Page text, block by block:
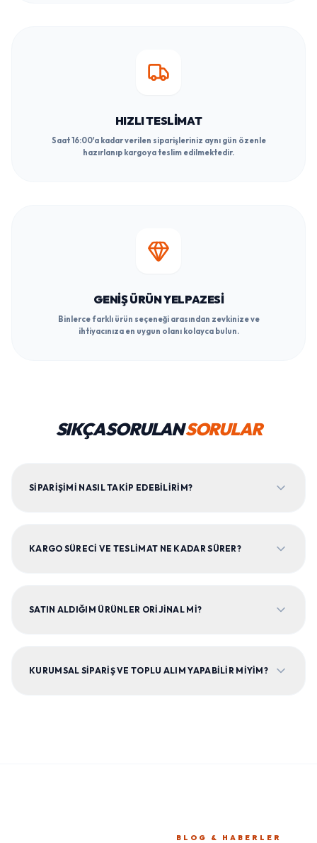
HIZLI TESLIMAT
Saat 16:00'a kadar verilen siparişleriniz aynı gün özenle
hazırlanıp kargoya teslim edilmektedir.
GENIŞ ÜRÜN YELPAZESI
Binlerce farklı ürün seçeneği arasından zevkinize ve
ihtiyacınıza en uygun olanı kolayca bulun.
SIKÇA SORULANSORULAR
SIPARIŞIMI NASIL TAKIP EDEBILIRIM?
KARGO SÜRECI VE TESLIMAT NE KADAR SÜRER?
SATIN ALDIĞIM ÜRÜNLER ORIJINAL MI?
KURUMSAL SIPARIŞ VE TOPLU ALIM YAPABILIR MIYIM?
BLOG & HABERLER